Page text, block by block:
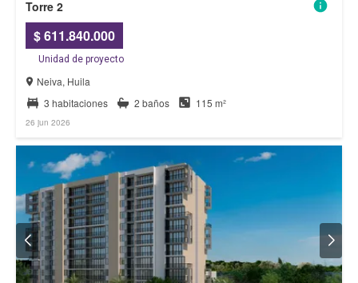
Torre 2
$ 611.840.000
Unidad de proyecto
Neiva, Huila
3 habitaciones
2 baños 115 m²
26 jun 2026